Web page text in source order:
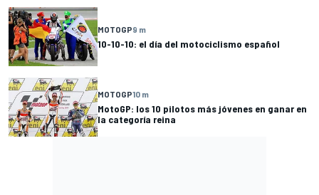
MOTOGP9 m
10-10-10: el día del motociclismo español
MOTOGP10 m
MotoGP: los 10 pilotos más jóvenes en ganar en
la categoría reina